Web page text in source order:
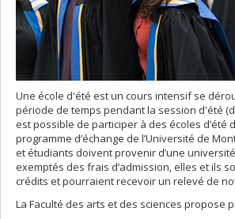
Une école d'été est un cours intensif se
période de temps pendant la session d'été
est possible de participer à des écoles d’été
programme d’échange de l’Université de
et étudiants doivent provenir d’une
exemptés des frais d’admission, elles et ils
crédits et pourraient recevoir un relevé de
La Faculté des arts et des sciences propose